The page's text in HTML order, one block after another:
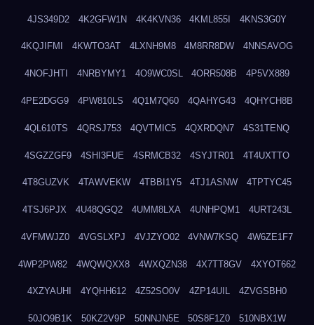
4JS349D2 4K2GFW1N 4K4KVN36 4KML855I 4KNS3G0Y
4KQJIFMI 4KWTO3AT 4LXNH9M8 4M8RR8DW 4NNSAVOG
4NOFJHTI 4NRBYMY1 4O9WC0SL 4ORR508B 4P5VX889
4PE2DGG9 4PW810LS 4Q1M7Q60 4QAHYG43 4QHYCH8B
4QL610TS 4QRSJ753 4QVTMIC5 4QXRDQN7 4S31TENQ
4SGZZGF9 4SHI3FUE 4SRMCB32 4SYJTR01 4T4UXTTO
4T8GUZVK 4TAWVEKW 4TBBI1Y5 4TJ1ASNW 4TPTYC45
4TSJ6PJX 4U48QGQ2 4UMM8LXA 4UNHPQM1 4URT243L
4VFMWJZ0 4VGSLXPJ 4VJZYO02 4VNW7KSQ 4W6ZE1F7
4WP2PW82 4WQWQXX8 4WXQZN38 4X7TT8GV 4XYOT662
4XZYAUHI 4YQHH612 4Z52SO0V 4ZP14UIL 4ZVGSBH0
50JO9B1K 50KZ2V9P 50NNJN5E 50S8F1Z0 510NBX1W